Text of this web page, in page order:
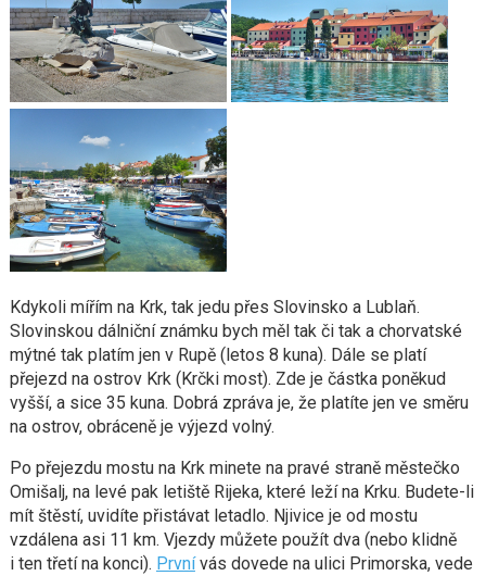
Kdykoli mířím na Krk, tak jedu přes Slovinsko a Lublaň.
Slovinskou dálniční známku bych měl tak či tak a chorvatské
mýtné tak platím jen v Rupě (letos 8 kuna). Dále se platí
přejezd na ostrov Krk (Krčki most). Zde je částka poněkud
vyšší, a sice 35 kuna. Dobrá zpráva je, že platíte jen ve směru
na ostrov, obráceně je výjezd volný.
Po přejezdu mostu na Krk minete na pravé straně městečko
Omišalj, na levé pak letiště Rijeka, které leží na Krku. Budete-li
mít štěstí, uvidíte přistávat letadlo. Njivice je od mostu
vzdálena asi 11 km. Vjezdy můžete použít dva (nebo klidně
i ten třetí na konci). Prvnívás dovede na ulici Primorska, vede